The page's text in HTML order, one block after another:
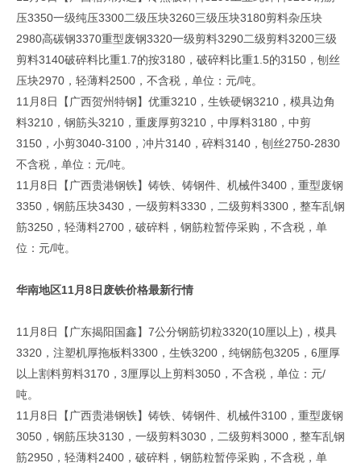
压3350一级纯压3300二级压块3260三级压块3180剪料杂压块
2980高碳钢3370重型废钢3320一级剪料3290二级剪料3200三级
剪料3140破碎料比重1.7的按3180，破碎料比重1.5的3150，刨丝
压块2970，轻薄料2500，不含税，单位：元/吨。
11月8日【广西贺州特钢】优重3210，生铁硬钢3210，模具边角
料3210，钢筋头3210，重废厚剪3210，中厚料3180，中剪
3150，小剪3040-3100，冲片3140，碎料3140，刨丝2750-2830
不含税，单位：元/吨。
11月8日【广西贵港钢铁】铸铁、铸钢件、机械件3400，重型废钢
3350，钢筋压块3430，一级剪料3330，二级剪料3300，整车乱钢
筋3250，轻薄料2700，破碎料，钢筋粒暂停采购，不含税，单
位：元/吨。
华南地区11月8日废铁价格最新行情
11月8日【广东揭阳国鑫】7公分钢筋切粒3320(10厘以上)，模具
3320，注塑机厚拖板料3300，生铁3200，纯钢筋包3205，6厘厚
以上割料剪料3170，3厘厚以上剪料3050，不含税，单位：元/
吨。
11月8日【广西贵港钢铁】铸铁、铸钢件、机械件3100，重型废钢
3050，钢筋压块3130，一级剪料3030，二级剪料3000，整车乱钢
筋2950，轻薄料2400，破碎料，钢筋粒暂停采购，不含税，单